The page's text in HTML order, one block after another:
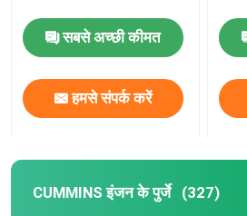
सबसे अच्छी कीमत
हमसे संपर्क करें
CUMMINS इंजन के पुर्जे (327)